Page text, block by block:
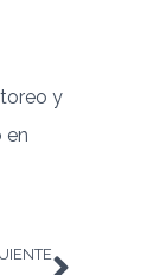
y
en
estudio